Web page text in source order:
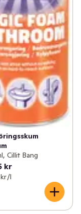
Cillit Bang
kr
/l